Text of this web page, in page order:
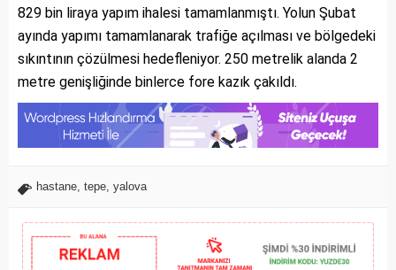
829 bin liraya yapım ihalesi tamamlanmıştı. Yolun Şubat
ayında yapımı tamamlanarak trafiğe açılması ve bölgedeki
sıkıntının çözülmesi hedefleniyor. 250 metrelik alanda 2
metre genişliğinde binlerce fore kazık çakıldı.
hastane tepe yalova